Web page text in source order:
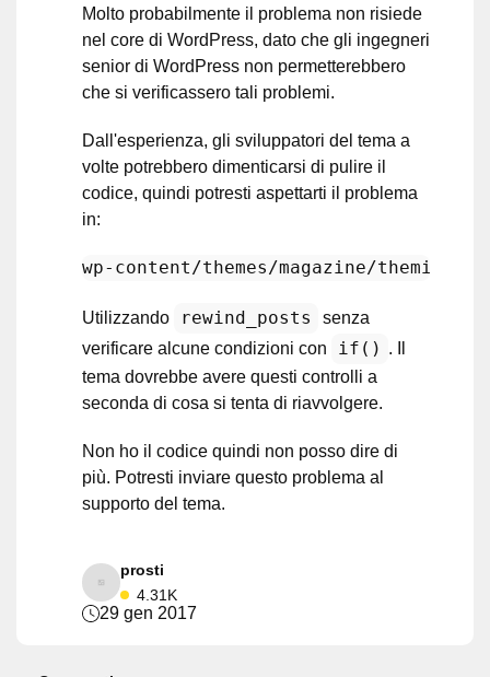
Molto probabilmente il problema non risiede
nel core di WordPress, dato che gli ingegneri
senior di WordPress non permetterebbero
che si verificassero tali problemi.
Dall'esperienza, gli sviluppatori del tema a
volte potrebbero dimenticarsi di pulire il
codice, quindi potresti aspettarti il problema
in:
wp- content /themes/magazine/themify/
Utilizzando rewind_posts
senza
verificare alcune condizioni con
if() . Il
tema dovrebbe avere questi controlli a
seconda di cosa si tenta di riavvolgere.
Non ho il codice quindi non posso dire di
più. Potresti inviare questo problema al
supporto del tema.
prosti
4.31K
29 gen 2017